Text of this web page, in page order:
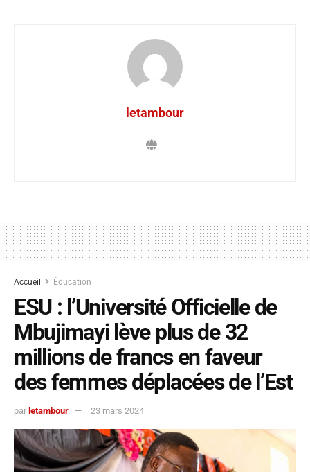
letambour
Accueil Éducation
ESU : l’Université Officielle de
Mbujimayi lève plus de 32
millions de francs en faveur
des femmes déplacées de l’Est
par letambour 23 mars 2024